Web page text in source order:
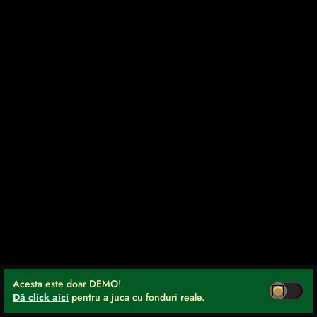
Acesta este doar DEMO!
Dă click aici pentru a juca cu fonduri reale.